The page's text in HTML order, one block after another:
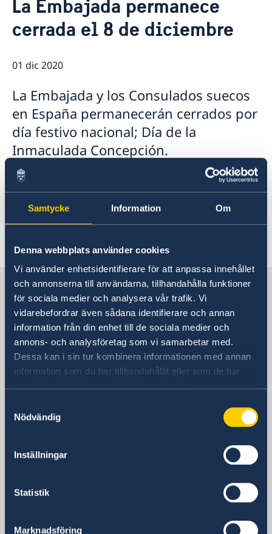
Samtycke Information Om
Denna webbplats använder cookies
Vi använder enhetsidentifierare för att anpassa innehållet
och annonserna till användarna, tillhandahålla funktioner
för sociala medier och analysera vår trafik. Vi
vidarebefordrar även sådana identifierare och annan
information från din enhet till de sociala medier och
annons- och analysföretag som vi samarbetar med.
Dessa kan i sin tur kombinera informationen med annan
information som du har tillhandahållit eller som de har
Nödvändig
Inställningar
Statistik
Marknadsföring
Sobre nosotros
Personal en la embajada
Reglamento General de Protección de Datos (RGPD)
Noticias
Prioridades en la promoción cultural y comercial
La Embajada permanece
cerrada el 8 de diciembre
01 dic 2020
La Embajada y los Consulados suecos
en España permanecerán cerrados por
día festivo nacional; Día de la
Inmaculada Concepción.
Abrirán nuevamente sus puertas el miércoles 9
de diciembre. Para más información acerca de
los horarios, pulse aquí.
Suecia en España
Embajada
Visiting address
Calle Caracas 25
Calle Caracas 25
Centralita
Fax